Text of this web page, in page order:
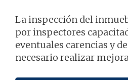
La inspección del
por inspectores
eventuales carencias y
necesario realizar